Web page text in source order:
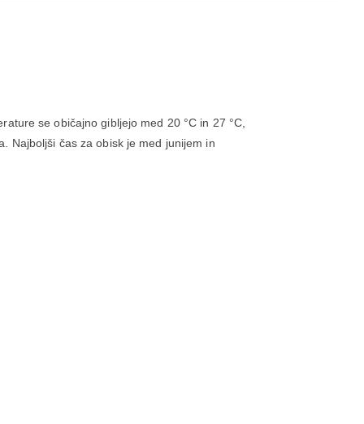
se običajno gibljejo med 20 °C in 27 °C,
Najboljši čas za obisk je med junijem in